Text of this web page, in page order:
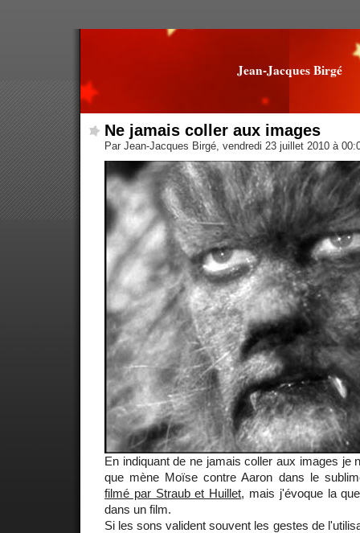
Jean-Jacques Birgé
Ne jamais coller aux images
Par Jean-Jacques Birgé, vendredi 23 juillet 2010 à
En indiquant de ne jamais coller aux images je
que mène Moïse contre Aaron dans le
filmé par Straub et Huillet, mais j'évoque la
dans un film.
Si les sons valident souvent les gestes de